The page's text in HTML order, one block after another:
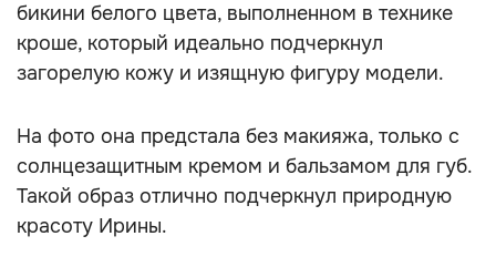
бикини белого цвета, выполненном в технике
кроше, который идеально подчеркнул
загорелую кожу и изящную фигуру модели.
На фото она предстала без макияжа, только с
солнцезащитным кремом и бальзамом для губ.
Такой образ отлично подчеркнул природную
красоту Ирины.